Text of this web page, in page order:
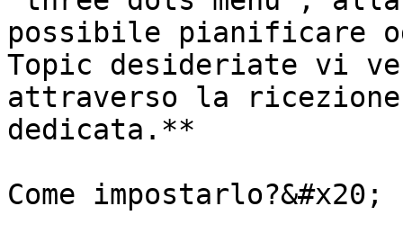
possibile pianificare
Topic desideriate vi
attraverso la
dedicata.**
Come impostarlo?&#x20;